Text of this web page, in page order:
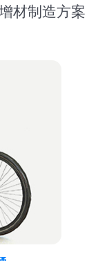
材制造方案